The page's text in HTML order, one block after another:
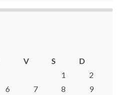
V S
D
1
2
6 7 8
9